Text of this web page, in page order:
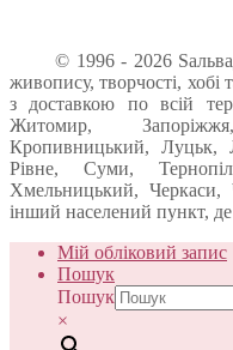
© 1996 - 2026
живопису, творчості, хобі
з доставкою по всій
Житомир,
Кропивницький, Луцьк,
Рівне, Суми,
Хмельницький, Черкаси,
інший населений пункт,
Мій обліковий запис
Пошук
Пошук
×